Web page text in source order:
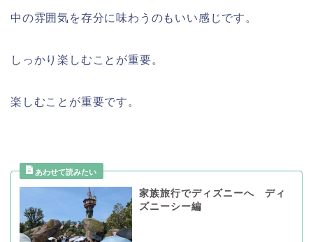
中の雰囲気を存分に味わうのもいい感じです。
しっかり楽しむことが重要。
楽しむことが重要です。
家族旅行でディズニーへ ディ
ズニーシー編